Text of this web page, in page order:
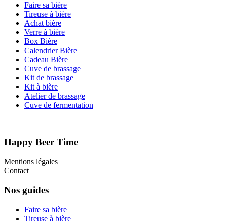
Faire sa bière
Tireuse à bière
Achat bière
Verre à bière
Box Bière
Calendrier Bière
Cadeau Bière
Cuve de brassage
Kit de brassage
Kit à bière
Atelier de brassage
Cuve de fermentation
Happy Beer Time
Mentions légales
Contact
Nos guides
Faire sa bière
Tireuse à bière